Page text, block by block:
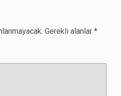
Gerekli alanlar *